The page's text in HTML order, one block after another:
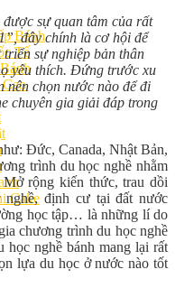
Bánh
Tế
Cake
sự quan tâm của rất
đây chính là cơ hội để
sự nghiệp bản thân
yêu thích. Đứng trước xu
nên chọn nước nào để đi
chuyên gia giải đáp trong
Đức, Canada, Nhật Bản,
trình du học nghề nhằm
rộng kiến thức, trau dồi
nghề, định cư tại đất nước
học tập… là những lí do
chương trình du học nghề
học nghề bánh mang lại rất
lựa du học ở nước nào tốt